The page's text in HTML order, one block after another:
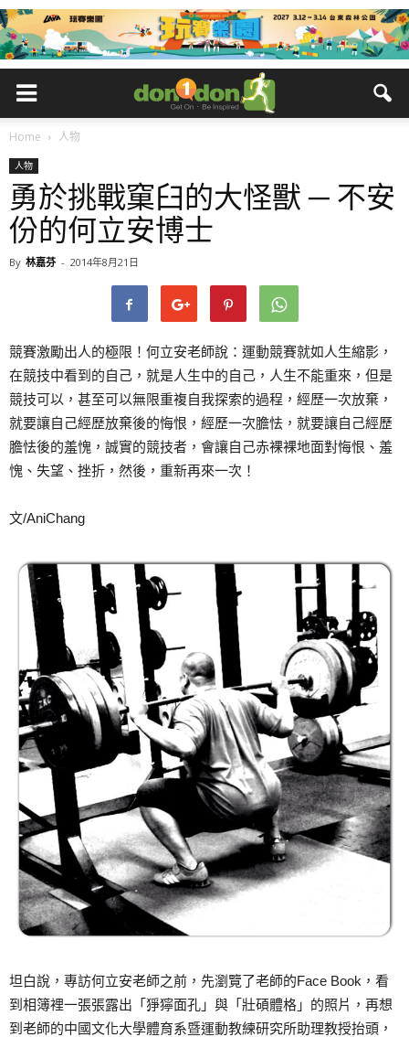
Home 人物
人物
勇於挑戰窠臼的大怪獸 ─ 不安
份的何立安博士
By 林嘉芬 - 2014年8月21日
競賽激勵出人的極限！何立安老師說：運動競賽就如人生縮影，
在競技中看到的自己，就是人生中的自己，人生不能重來，但是
競技可以，甚至可以無限重複自我探索的過程，經歷一次放棄，
就要讓自己經歷放棄後的悔恨，經歷一次膽怯，就要讓自己經歷
膽怯後的羞愧，誠實的競技者，會讓自己赤裸裸地面對悔恨、羞
愧、失望、挫折，然後，重新再來一次！
文/AniChang
坦白說，專訪何立安老師之前，先瀏覽了老師的Face Book，看
到相簿裡一張張露出「猙獰面孔」與「壯碩體格」的照片，再想
到老師的中國文化大學體育系暨運動教練研究所助理教授抬頭，